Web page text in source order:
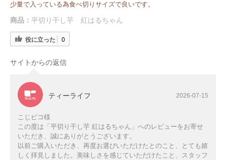
少量で入っている為食べ切りサイズで良いです。
商品： 平切り干し芋 紅はるちゃん
役に立った 0
サイトからの返信
ティーライフ 2026-07-15
こじピコ様
この度は「平切り干し芋 紅はるちゃん」へのレビューをお寄せ
いただき、誠にありがとうございます。
以前ご購入いただき、再度お選びいただけたとのこと、とても嬉
しく拝見しました。美味しさを感じていただけたこと、スタッフ